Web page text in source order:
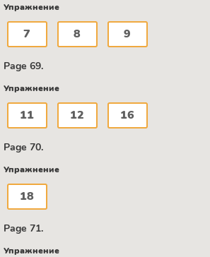
Упражнение
7 8 9
Page 69.
Упражнение
11 12 16
Page 70.
Упражнение
18
Page 71.
Упражнение